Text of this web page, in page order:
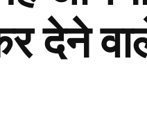
देने